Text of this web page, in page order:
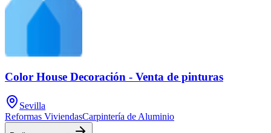
Color House Decoración - Venta de pinturas
Sevilla
Reformas ViviendasCarpintería de Aluminio